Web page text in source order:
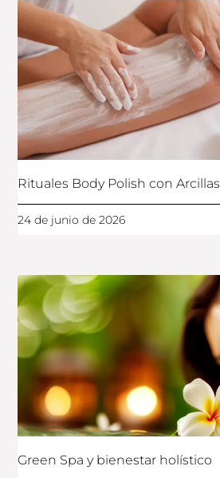
Rituales Body Polish con Arcillas
24 de junio de 2026
Green Spa y bienestar holístico